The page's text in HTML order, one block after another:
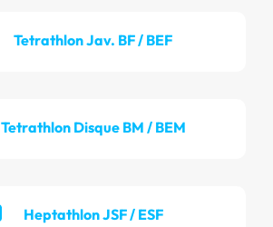
Tetrathlon Jav. BF / BEF
Tetrathlon Disque BM / BEM
Heptathlon JSF / ESF